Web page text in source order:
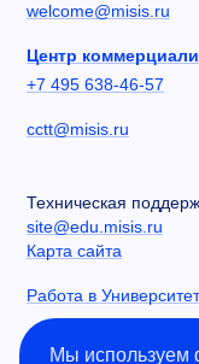
welcome@misis.ru
Центр
+7 495 638-46-57
cctt@misis.ru
Техническая
site@edu.misis.ru
Карта сайта
Работа в
Сведения об
Мы используем